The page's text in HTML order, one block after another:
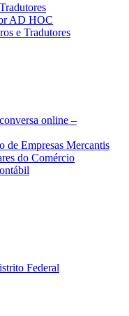
AD HOC
e Tradutores
online –
de Empresas Mercantis
do Comércio
Federal